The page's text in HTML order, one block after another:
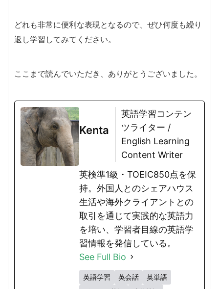
どれも非常に便利な表現となるので、ぜひ何度も繰り
返し学習してみてください。
ここまで読んでいただき、ありがとうございました。
Kenta
英語学習コンテン
ツライター /
English Learning
Content Writer
英検準1級・TOEIC850点を保
持。外国人とのシェアハウス
生活や海外クライアントとの
取引を通じて実践的な英語力
を培い、学習者目線の英語学
習情報を発信している。
See Full Bio
英語学習 英会話
英単語